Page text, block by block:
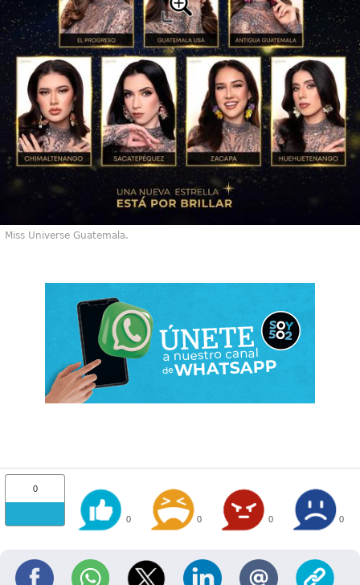
Miss Universe Guatemala.
0
0 0 0 0